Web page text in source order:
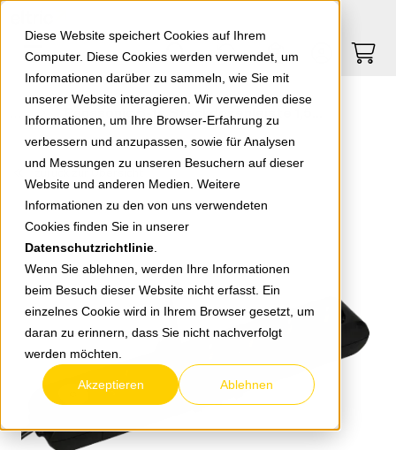
Diese Website speichert Cookies auf Ihrem
Computer. Diese Cookies werden verwendet, um
Informationen darüber zu sammeln, wie Sie mit
unserer Website interagieren. Wir verwenden diese
Informationen, um Ihre Browser-Erfahrung zu
verbessern und anzupassen, sowie für Analysen
und Messungen zu unseren Besuchern auf dieser
Website und anderen Medien. Weitere
Informationen zu den von uns verwendeten
Cookies finden Sie in unserer
Datenschutzrichtlinie
Wenn Sie ablehnen, werden Ihre Informationen
beim Besuch dieser Website nicht erfasst. Ein
einzelnes Cookie wird in Ihrem Browser gesetzt, um
daran zu erinnern, dass Sie nicht nachverfolgt
werden möchten.
Akzeptieren Ablehnen
Springe zu Hauptinhalt Springe zum Footer
0
zurück zur Übersicht